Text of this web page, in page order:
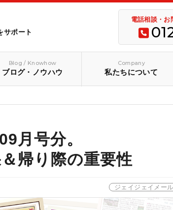
サポート
電話相談・お
Blog / Knowhow
ブログ・ノウハウ
Company
私たちについて
月号分。
帰り際の重要性
ジェイジェイメール